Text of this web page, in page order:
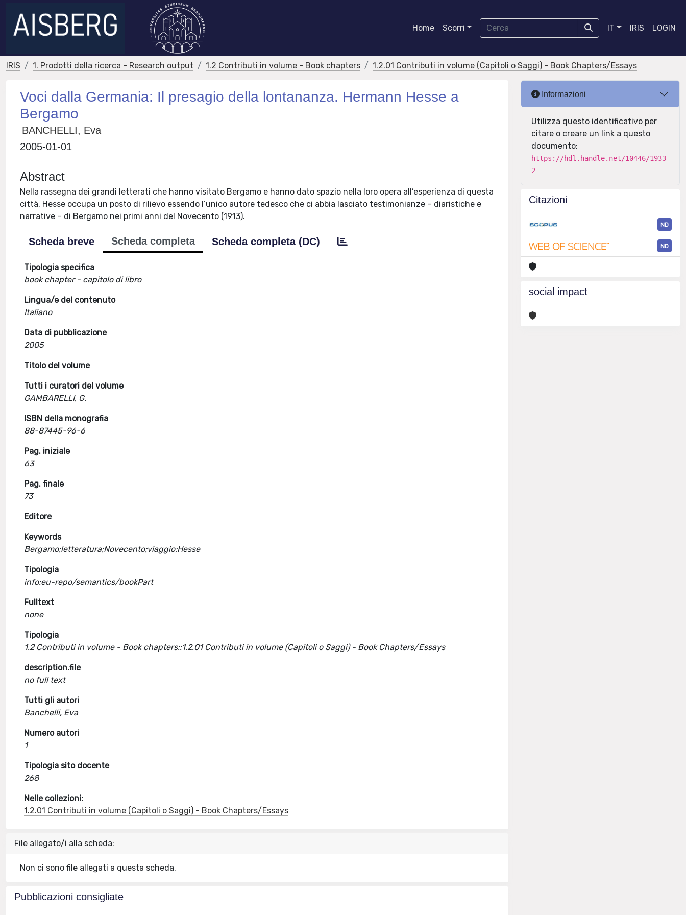
Home Scorri IT IRIS LOGIN
IRIS 1. Prodotti della ricerca - Research output 1.2 Contributi in volume - Book chapters 1.2.01 Contributi in volume (Capitoli o Saggi) - Book Chapters/Essays
Voci dalla Germania: Il presagio della lontananza. Hermann Hesse a
Bergamo
BANCHELLI, Eva
2005-01-01
Abstract
Nella rassegna dei grandi letterati che hanno visitato Bergamo e hanno dato spazio nella loro opera all’esperienza di questa
città, Hesse occupa un posto di rilievo essendo l’unico autore tedesco che ci abbia lasciato testimonianze – diaristiche e
narrative – di Bergamo nei primi anni del Novecento (1913).
Scheda breve Scheda completa Scheda completa (DC)
Tipologia specifica
book chapter - capitolo di libro
Lingua/e del contenuto
Italiano
Data di pubblicazione
2005
Titolo del volume
Tutti i curatori del volume
GAMBARELLI, G.
ISBN della monografia
88-87445-96-6
Pag. iniziale
63
Pag. finale
73
Editore
Keywords
Bergamo;letteratura;Novecento;viaggio;Hesse
Tipologia
info:eu-repo/semantics/bookPart
Fulltext
none
Tipologia
1.2 Contributi in volume - Book chapters::1.2.01 Contributi in volume (Capitoli o Saggi) - Book Chapters/Essays
description.file
no full text
Tutti gli autori
Banchelli, Eva
Numero autori
1
Tipologia sito docente
268
Nelle collezioni:
1.2.01 Contributi in volume (Capitoli o Saggi) - Book Chapters/Essays
File allegato/i alla scheda:
Non ci sono file allegati a questa scheda.
Pubblicazioni consigliate
Informazioni
Utilizza questo identificativo per
citare o creare un link a questo
documento:
https://hdl.handle.net/10446/1933
2
Citazioni
ND
ND
social impact